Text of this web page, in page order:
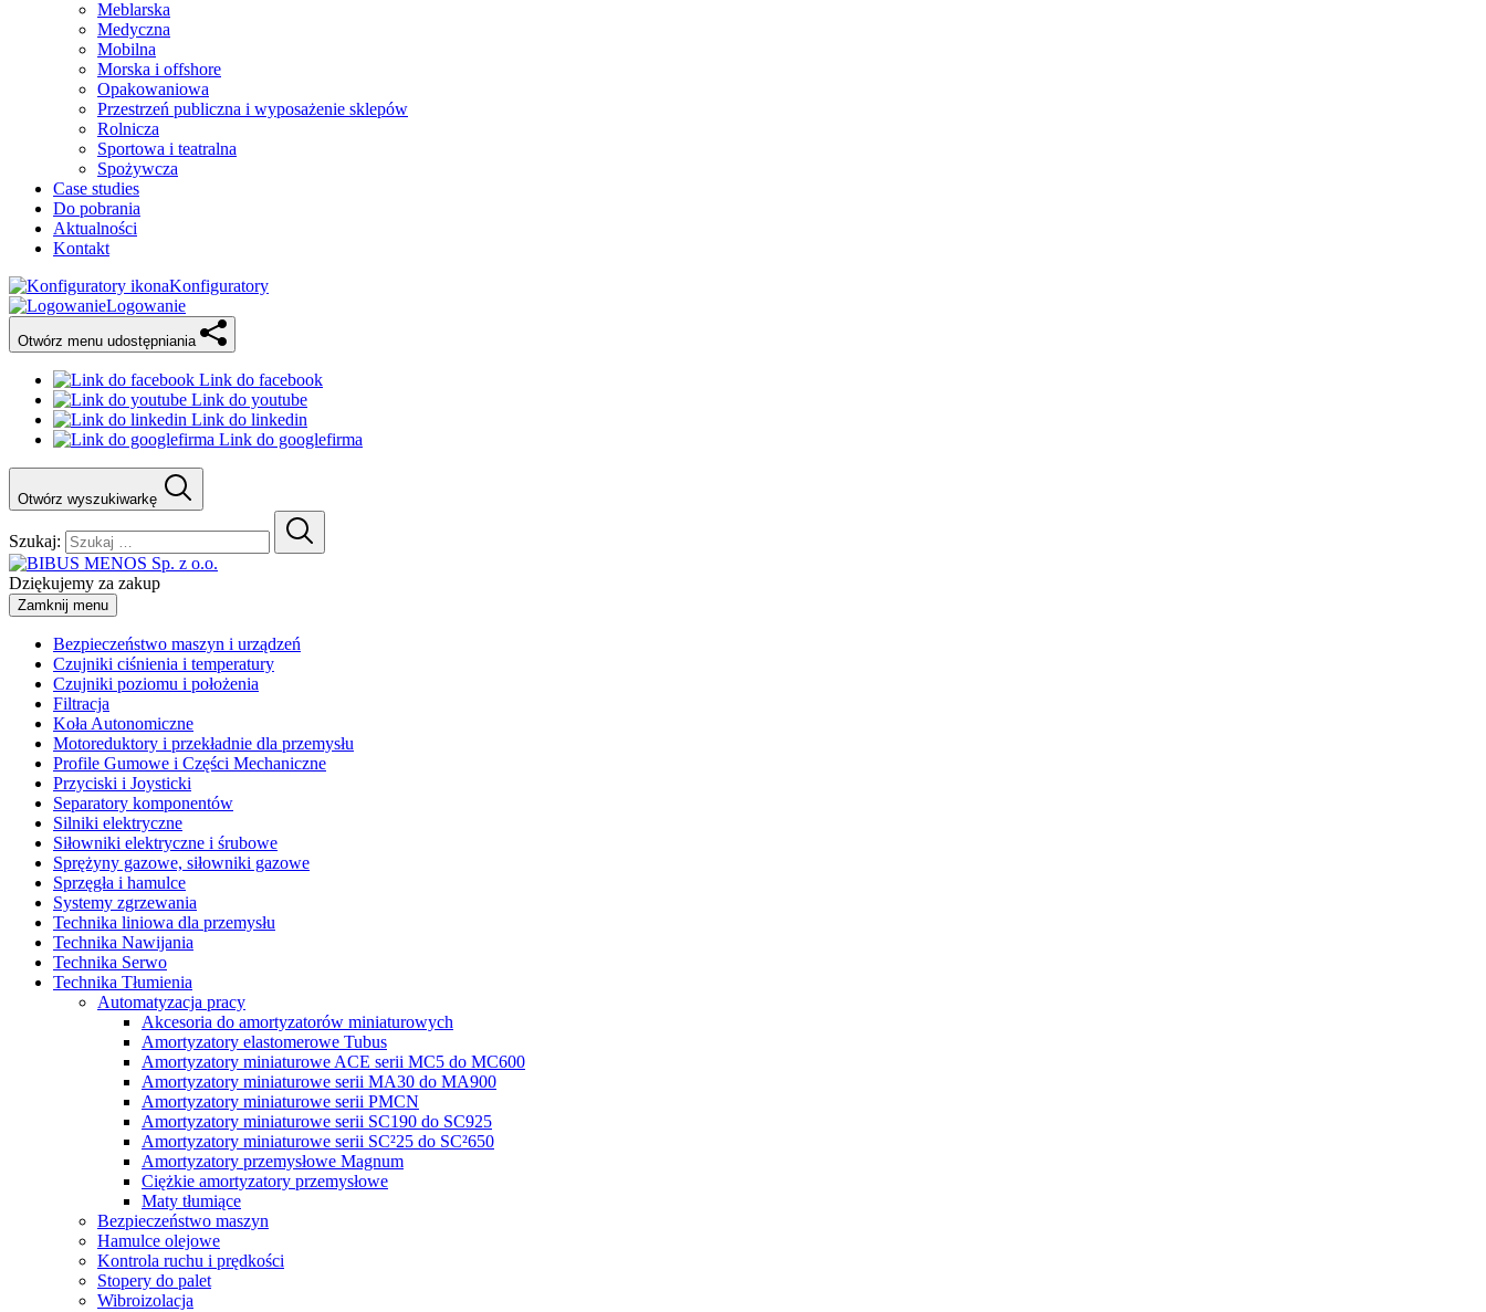
Meblarska
Medyczna
Mobilna
Morska i offshore
Opakowaniowa
Przestrzeń publiczna i wyposażenie sklepów
Rolnicza
Sportowa i teatralna
Spożywcza
Case studies
Do pobrania
Aktualności
Kontakt
Konfiguratory
Logowanie
Otwórz menu udostępniania
Link do facebook
Link do youtube
Link do linkedin
Link do googlefirma
Otwórz wyszukiwarkę
Szukaj:
Dziękujemy za zakup
Zamknij menu
Bezpieczeństwo maszyn i urządzeń
Czujniki ciśnienia i temperatury
Czujniki poziomu i położenia
Filtracja
Koła Autonomiczne
Motoreduktory i przekładnie dla przemysłu
Profile Gumowe i Części Mechaniczne
Przyciski i Joysticki
Separatory komponentów
Silniki elektryczne
Siłowniki elektryczne i śrubowe
Sprężyny gazowe, siłowniki gazowe
Sprzęgła i hamulce
Systemy zgrzewania
Technika liniowa dla przemysłu
Technika Nawijania
Technika Serwo
Technika Tłumienia
Automatyzacja pracy
Akcesoria do amortyzatorów miniaturowych
Amortyzatory elastomerowe Tubus
Amortyzatory miniaturowe ACE serii MC5 do MC600
Amortyzatory miniaturowe serii MA30 do MA900
Amortyzatory miniaturowe serii PMCN
Amortyzatory miniaturowe serii SC190 do SC925
Amortyzatory miniaturowe serii SC²25 do SC²650
Amortyzatory przemysłowe Magnum
Ciężkie amortyzatory przemysłowe
Maty tłumiące
Bezpieczeństwo maszyn
Hamulce olejowe
Kontrola ruchu i prędkości
Stopery do palet
Wibroizolacja